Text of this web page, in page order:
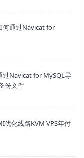
何通过Navicat for
过Navicat for MySQL导
份文件
优化线路KVM VPS年付